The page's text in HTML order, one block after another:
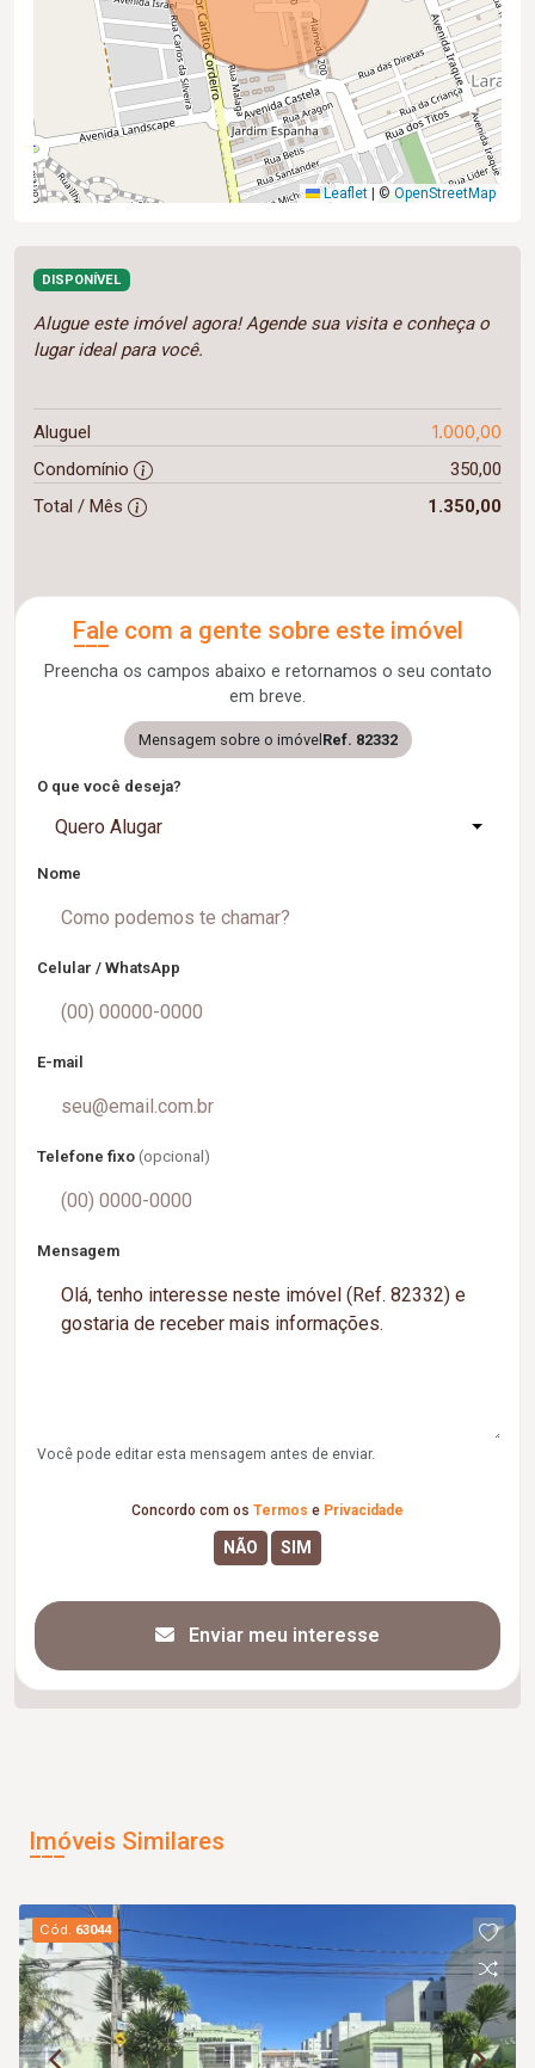
Leaflet © OpenStreetMap
DISPONÍVEL
Alugue este imóvel agora! Agende sua visita e conheça o
lugar ideal para você.
Aluguel 1.000,00
Condomínio
350,00
Total / Mês
1.350,00
Fale com a gente sobre este imóvel
Preencha os campos abaixo e retornamos o seu contato
em breve.
Mensagem sobre o imóvel Ref. 82332
O que você deseja?
Quero Alugar
Nome
Celular / WhatsApp
E-mail
Telefone fixo (opcional)
Mensagem
Você pode editar esta mensagem antes de enviar.
Concordo com os Termos e Privacidade
Enviar meu interesse
Imóveis Similares
Cód. 63044